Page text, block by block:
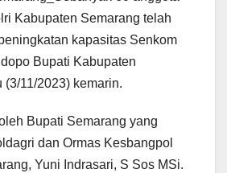
Kabupaten Semarang telah
kapasitas Senkom
Bupati Kabupaten
(3/11/2023) kemarin.
Bupati Semarang yang
dan Ormas Kesbangpol
Yuni Indrasari, S Sos MSi.